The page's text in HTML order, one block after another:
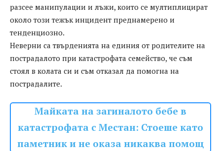
разсее манипулации и лъжи, които се мултиплицират
около този тежък инцидент преднамерено и
тенденциозно.
Неверни са твърденията на единия от родителите на
пострадалото при катастрофата семейство, че съм
стоял в колата си и съм отказал да помогна на
пострадалите.
Майката на загиналото бебе в
катастрофата с Местан: Стоеше като
паметник и не оказа никаква помощ